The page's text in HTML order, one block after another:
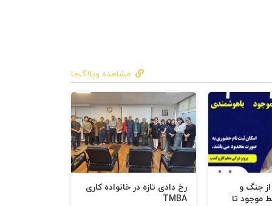
کم‌اهمیت جلوه دهید 13. به یاد داشته باشید که هم‌وغم آن‌ها استخدام‌کردن شما نیست 14. میز مذاکره را رها نکنید 15.
پرسیدن سؤال‌های بله‌خیری بپرهیزید 5. حواستان به مکتوب‌کردن
مشاهده وبلاگ‌ها
از جنگ و
موجود تا
رخ دادی تازه در خانواده کاری
TMBA